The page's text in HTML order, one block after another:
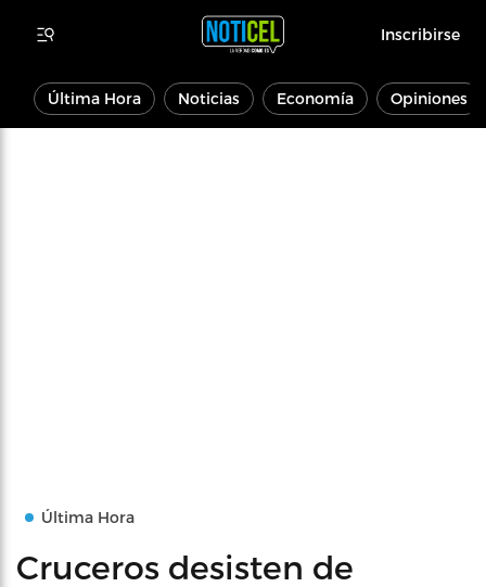
Inscribirse
Última Hora Noticias Economía Opiniones
Última Hora
Cruceros desisten de